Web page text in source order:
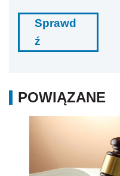
Sprawd
ź
POWIĄZANE